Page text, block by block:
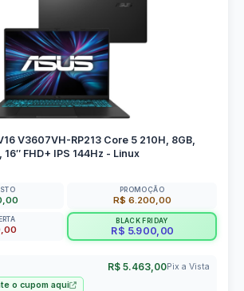
V3607VH-RP213 Core 5 210H, 8GB,
FHD+ IPS 144Hz - Linux
PROMOÇÃO
R$ 6.200,00
BLACK FRIDAY
R$ 5.900,00
R$ 5.463,00Pix a Vista
o cupom aqui